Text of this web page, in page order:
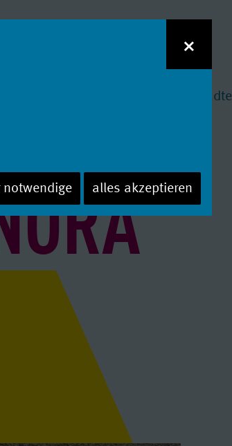
Wo studieren?
Städte
×
notwendige alles akzeptieren